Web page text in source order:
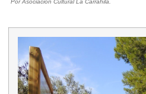
PorAsociación Cultural La Carrahila